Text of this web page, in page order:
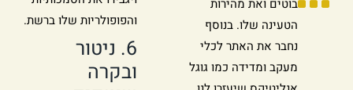
בוטים ואת מהירות
הטעינה שלו. בנוסף
נחבר את האתר לכלי
מעקב ומדידה כמו גוגל
והפופולריות שלו ברשת.
6. ניטור
ובקרה